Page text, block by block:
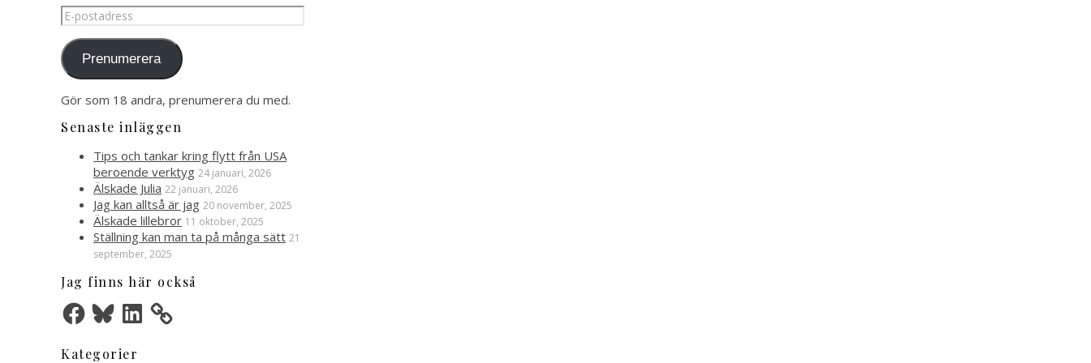
E-
postadress
Prenumerera
Gör som 18 andra, prenumerera du med.
Senaste inläggen
Tips och tankar kring flytt från USA
beroende verktyg 24 januari, 2026
Älskade Julia 22 januari, 2026
Jag kan alltså är jag 20 november, 2025
Älskade lillebror 11 oktober, 2025
Ställning kan man ta på många sätt 21
september, 2025
Jag finns här också
FacebookBlueskyLinkedIn
Kategorier